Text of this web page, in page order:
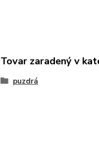
Tovar zaradený v
puzdrá